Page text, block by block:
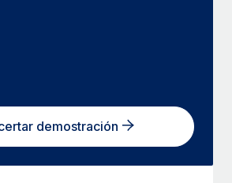
demostración